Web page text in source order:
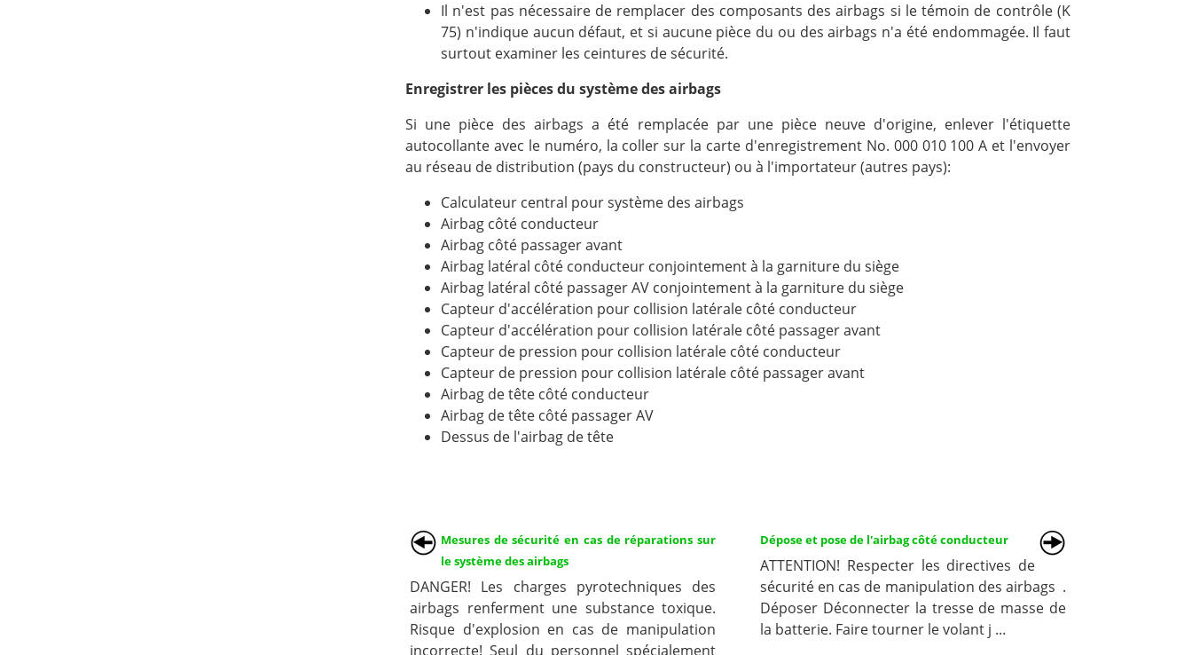
Il n'est pas nécessaire de remplacer des composants des airbags si le témoin de contrôle (K
75) n'indique aucun défaut, et si aucune pièce du ou des airbags n'a été endommagée. Il faut
surtout examiner les ceintures de sécurité.
Enregistrer les pièces du système des airbags
Si une pièce des airbags a été remplacée par une pièce neuve d'origine, enlever l'étiquette
autocollante avec le numéro, la coller sur la carte d'enregistrement No. 000 010 100 A et l'envoyer
au réseau de distribution (pays du constructeur) ou à l'importateur (autres pays):
Calculateur central pour système des airbags
Airbag côté conducteur
Airbag côté passager avant
Airbag latéral côté conducteur conjointement à la garniture du siège
Airbag latéral côté passager AV conjointement à la garniture du siège
Capteur d'accélération pour collision latérale côté conducteur
Capteur d'accélération pour collision latérale côté passager avant
Capteur de pression pour collision latérale côté conducteur
Capteur de pression pour collision latérale côté passager avant
Airbag de tête côté conducteur
Airbag de tête côté passager AV
Dessus de l'airbag de tête
Mesures de sécurité en cas de réparations sur
le système des airbags
DANGER! Les charges pyrotechniques des
airbags renferment une substance toxique.
Risque d'explosion en cas de manipulation
incorrecte! Seul du personnel spécialement
Dépose et pose de l'airbag côté conducteur
ATTENTION! Respecter les directives de
sécurité en cas de manipulation des airbags .
Déposer Déconnecter la tresse de masse de
la batterie. Faire tourner le volant j ...